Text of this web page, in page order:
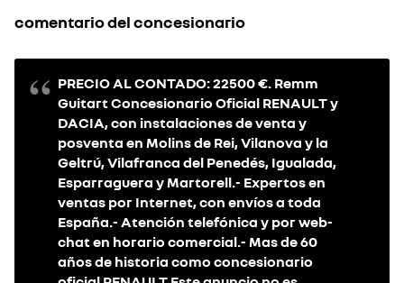
comentario del concesionario
PRECIO AL CONTADO: 22500 €. Remm
Guitart Concesionario Oficial RENAULT y
DACIA, con instalaciones de venta y
posventa en Molins de Rei, Vilanova y la
Geltrú, Vilafranca del Penedés, Igualada,
Esparraguera y Martorell.- Expertos en
ventas por Internet, con envíos a toda
España.- Atención telefónica y por web-
chat en horario comercial.- Mas de 60
años de historia como concesionario